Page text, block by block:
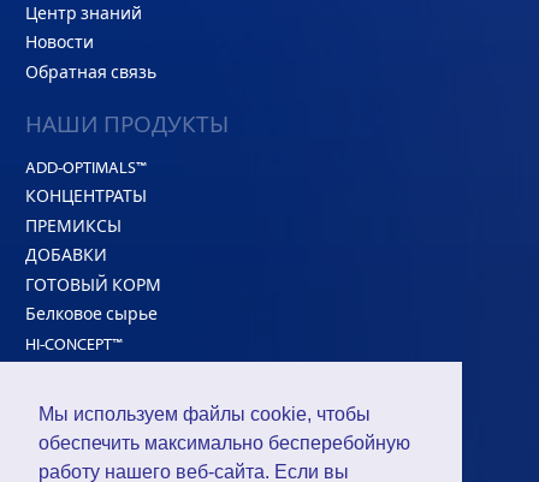
Мы используем файлы cookie, чтобы
обеспечить максимально бесперебойную
работу нашего веб-сайта. Если вы
Центр знаний
Новости
Обратная связь
НАШИ ПРОДУКТЫ
ADD-OPTIMALS™
КОНЦЕНТРАТЫ
ПРЕМИКСЫ
ДОБАВКИ
ГОТОВЫЙ КОРМ
Белковое сырье
HI-CONCEPT™
РЕШЕНИЯ
Для с/х птицы
Для жвачных животных